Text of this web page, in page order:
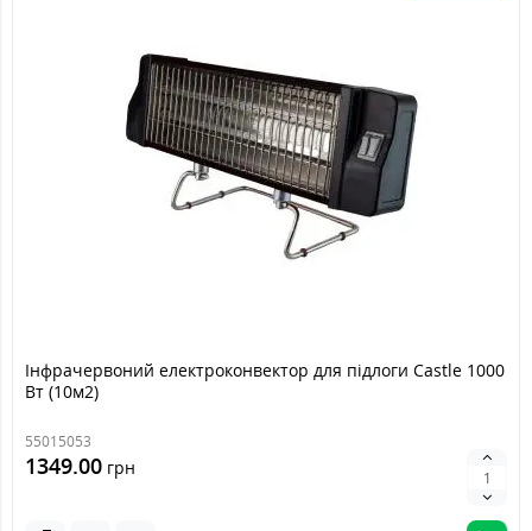
Інфрачервоний електроконвектор для підлоги Castle 1000
Вт (10м2)
55015053
1349.00 грн